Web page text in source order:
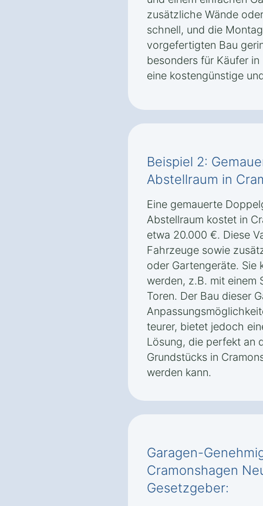
zusätzliche Wände
schnell, und die
vorgefertigten Bau
besonders für Käufer
eine kostengünstige
Beispiel 2:
Abstellraum in
Eine gemauerte
Abstellraum kostet in
etwa 20.000 €. Diese
Fahrzeuge sowie
oder Gartengeräte. Sie
werden, z.B. mit einem
Toren. Der Bau dieser
teurer, bietet jedoch
Lösung, die perfekt an
Grundstücks in
werden kann.
Garagen-
Cramonshagen
Gesetzgeber: